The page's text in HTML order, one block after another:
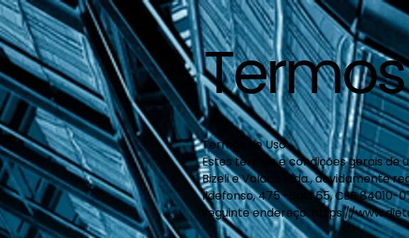
Termos de Uso
Estes termos e condições gerais de
Bizeli e Volaco Ltda., devidamente
Ildefonso, 475 -Sala 65, CEP
seguinte endereço:
https://